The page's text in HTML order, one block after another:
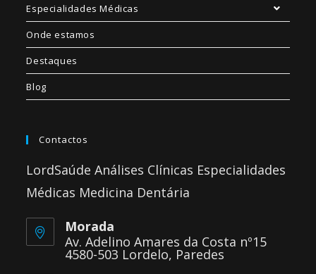
Especialidades Médicas
Onde estamos
Destaques
Blog
Contactos
LordSaúde Análises Clínicas Especialidades
Médicas Medicina Dentária
Morada
Av. Adelino Amares da Costa nº15
4580-503 Lordelo, Paredes